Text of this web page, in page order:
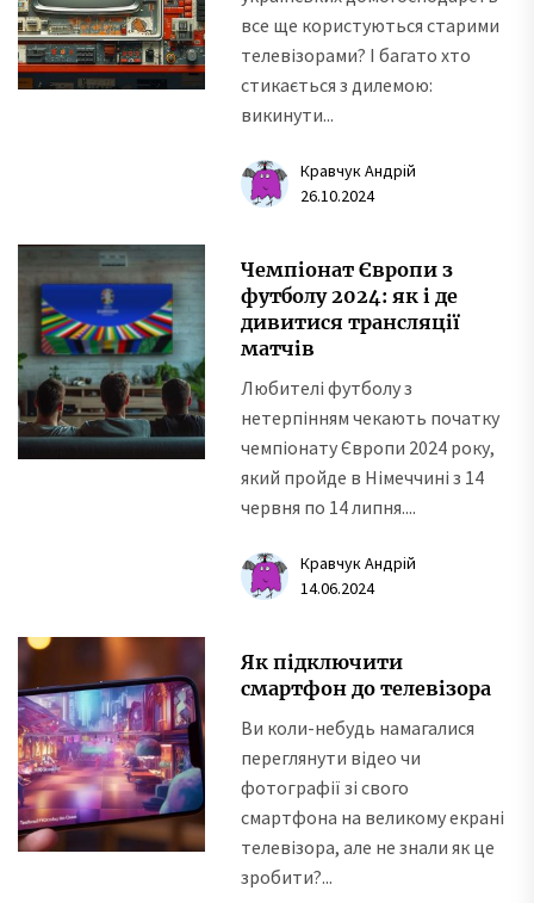
все ще користуються старими
телевізорами? І багато хто
стикається з дилемою:
викинути...
Кравчук Андрій
26.10.2024
Чемпіонат Європи з
футболу 2024: як і де
дивитися трансляції
матчів
Любителі футболу з
нетерпінням чекають початку
чемпіонату Європи 2024 року,
який пройде в Німеччині з 14
червня по 14 липня....
Кравчук Андрій
14.06.2024
Як підключити
смартфон до телевізора
Ви коли-небудь намагалися
переглянути відео чи
фотографії зі свого
смартфона на великому екрані
телевізора, але не знали як це
зробити?...